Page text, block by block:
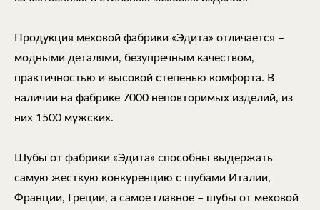
Продукция меховой фабрики «Эдита» отличается –
модными деталями, безупречным качеством,
практичностью и высокой степенью комфорта. В
наличии на фабрике 7000 неповторимых изделий, из
них 1500 мужских.
Шубы от фабрики «Эдита» способны выдержать
самую жесткую конкуренцию с шубами Италии,
Франции, Греции, а самое главное – шубы от меховой